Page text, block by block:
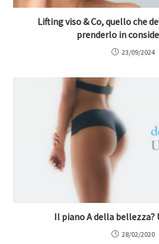
Lifting viso & Co, quello che
prenderlo in
23/09/2024
Il piano A della bellezza?
28/02/2020